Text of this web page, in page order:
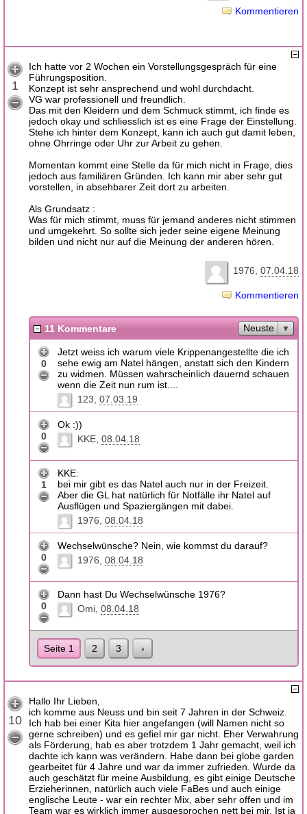
Kommentieren
1
Ich hatte vor 2 Wochen ein Vorstellungsgespräch für eine
Führungsposition.
Konzept ist sehr ansprechend und wohl durchdacht.
VG war professionell und freundlich.
Das mit den Kleidern und dem Schmuck stimmt, ich finde es
jedoch okay und schliesslich ist es eine Frage der Einstellung.
Stehe ich hinter dem Konzept, kann ich auch gut damit leben,
ohne Ohrringe oder Uhr zur Arbeit zu gehen.
Momentan kommt eine Stelle da für mich nicht in Frage, dies
jedoch aus familiären Gründen. Ich kann mir aber sehr gut
vorstellen, in absehbarer Zeit dort zu arbeiten.
Als Grundsatz :
Was für mich stimmt, muss für jemand anderes nicht stimmen
und umgekehrt. So sollte sich jeder seine eigene Meinung
bilden und nicht nur auf die Meinung der anderen hören.
1976 07.04.18
Kommentieren
11 Kommentare Neuste
0
Jetzt weiss ich warum viele Krippenangestellte die ich
sehe ewig am Natel hängen, anstatt sich den Kindern
zu widmen. Müssen wahrscheinlich dauernd schauen
wenn die Zeit nun rum ist....
123 07.03.19
0
Ok :))
KKE 08.04.18
1
KKE:
bei mir gibt es das Natel auch nur in der Freizeit.
Aber die GL hat natürlich für Notfälle ihr Natel auf
Ausflügen und Spaziergängen mit dabei.
1976 08.04.18
0
Wechselwünsche? Nein, wie kommst du darauf?
1976 08.04.18
0
Dann hast Du Wechselwünsche 1976?
Omi 08.04.18
Seite 1 2 3 ›
10
Hallo Ihr Lieben,
ich komme aus Neuss und bin seit 7 Jahren in der Schweiz.
Ich hab bei einer Kita hier angefangen (will Namen nicht so
gerne schreiben) und es gefiel mir gar nicht. Eher Verwahrung
als Förderung, hab es aber trotzdem 1 Jahr gemacht, weil ich
dachte ich kann was verändern. Habe dann bei globe garden
gearbeitet für 4 Jahre und war da immer zufrieden. Wurde da
auch geschätzt für meine Ausbildung, es gibt einige Deutsche
Erzieherinnen, natürlich auch viele FaBes und auch einige
englische Leute - war ein rechter Mix, aber sehr offen und im
Team war es wirklich immer ausgesprochen nett bei mir. Ist ja